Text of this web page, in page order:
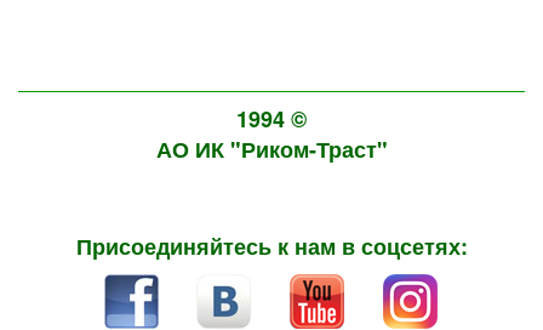
1994 ©
АО ИК "Риком-Траст"
Присоединяйтесь к нам в соцсетях: